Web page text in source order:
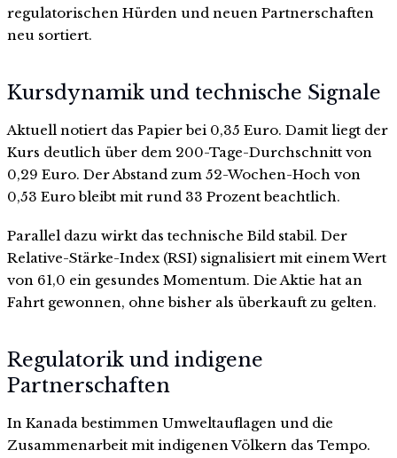
regulatorischen Hürden und neuen Partnerschaften
neu sortiert.
Kursdynamik und technische Signale
Aktuell notiert das Papier bei 0,35 Euro. Damit liegt der
Kurs deutlich über dem 200-Tage-Durchschnitt von
0,29 Euro. Der Abstand zum 52-Wochen-Hoch von
0,53 Euro bleibt mit rund 33 Prozent beachtlich.
Parallel dazu wirkt das technische Bild stabil. Der
Relative-Stärke-Index (RSI) signalisiert mit einem Wert
von 61,0 ein gesundes Momentum. Die Aktie hat an
Fahrt gewonnen, ohne bisher als überkauft zu gelten.
Regulatorik und indigene
Partnerschaften
In Kanada bestimmen Umweltauflagen und die
Zusammenarbeit mit indigenen Völkern das Tempo.